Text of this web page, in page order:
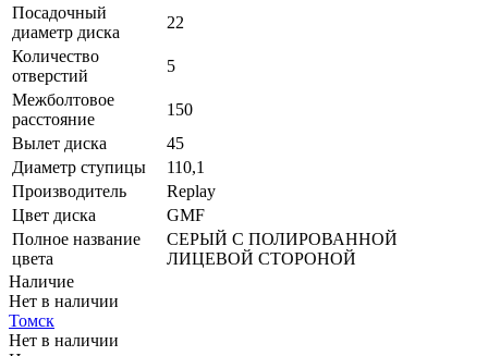
Посадочный
диаметр диска
22
Количество
отверстий
5
Межболтовое
расстояние
150
Вылет диска
45
Диаметр ступицы
110,1
Производитель
Replay
Цвет диска
GMF
Полное название
цвета
СЕРЫЙ С ПОЛИРОВАННОЙ
ЛИЦЕВОЙ СТОРОНОЙ
Наличие
Нет в наличии
Томск
Нет в наличии